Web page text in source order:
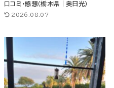
口コミ・感想（栃木県｜奥日光）
2026.08.07